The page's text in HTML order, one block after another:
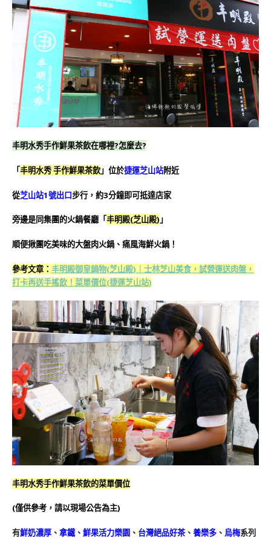
丰明水秀手作鮮果茶飲在哪裡?怎麼去?
「丰明水秀 手作鮮果茶飲」位於捷運芝山站附近
從芝山站1號出口步行，約3分鐘即可抵達店家
旁邊是同集團的火鍋餐廳「丰明殿(芝山殿) 」
順便揪團吃美味的大盤肉火鍋、痛風海鮮火鍋！
參考文章： 丰明殿御皇鍋物(芝山殿)｜士林芝山美食，試營運送肉盤，
打卡再送手搖飲！菜單價位(捷運芝山站)
丰明水秀手作鮮果茶飲的菜單價位
(僅供參考，請以現場公告為主)
有鮮奶濃厚 、 拿鐵、 鮮果活力樂園 、 台灣絕品好茶、 養樂多 、 烏梅系列